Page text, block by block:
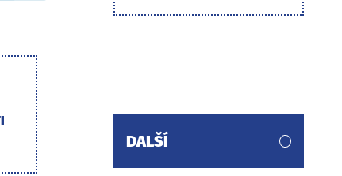
DALŠÍ